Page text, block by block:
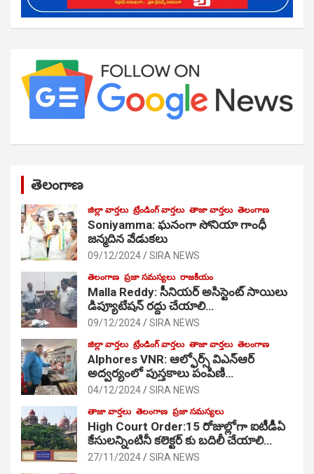
తెలంగాణ
జిల్లా వార్తలు ట్రేండింగ్ వార్తలు తాజా వార్తలు తెలంగాణ
Soniyamma: ఘ‌నంగా సోనియా గాంధీ
జ‌న్మ‌దిన వేడుక‌లు
09/12/2024 SIRA NEWS
తెలంగాణ ప్రజా సమస్యలు రాజకీయం
Malla Reddy: సీనియర్ అసిస్టెంట్ సాయిలు
డిప్యూటేషన్ రద్దు చేయాలి…
09/12/2024 SIRA NEWS
జిల్లా వార్తలు ట్రేండింగ్ వార్తలు తాజా వార్తలు తెలంగాణ
Alphores VNR: ఆల్ఫోర్స్ విఎన్ఆర్
అద్వర్యంలో పుస్తకాలు పంపిణి…
04/12/2024 SIRA NEWS
తాజా వార్తలు తెలంగాణ ప్రజా సమస్యలు
High Court Order:15 రోజుల్లోగా ఐటీడీఏ
కేసులన్నింటినీ కలెక్టర్ కు బదిలీ చేయాలి…
27/11/2024 SIRA NEWS